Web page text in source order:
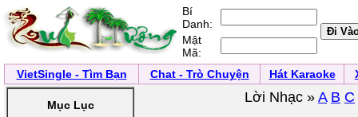
Bí
Danh:
Mật
Mã:
VietSingle - Tìm Bạn
Chat - Trò Chuyện Hát Karaoke
Mục Lục Lời Nhạc » A B C